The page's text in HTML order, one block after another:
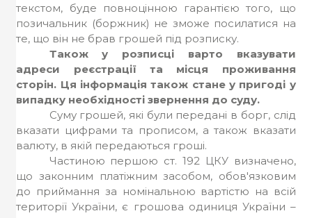
текстом, буде повноцінною гарантією того, що
позичальник (боржник) не зможе посилатися на
те, що він не брав грошей під розписку.
Також у розписці варто вказувати
адреси реєстрації та місця проживання
сторін. Ця інформація також стане у пригоді у
випадку необхідності звернення до суду.
Суму грошей, які були передані в борг, слід
вказати цифрами та прописом, а також вказати
валюту, в якій передаються гроші.
Частиною першою ст. 192 ЦКУ визначено,
що законним платіжним засобом, обов'язковим
до приймання за номінальною вартістю на всій
території України, є грошова одиниця України –